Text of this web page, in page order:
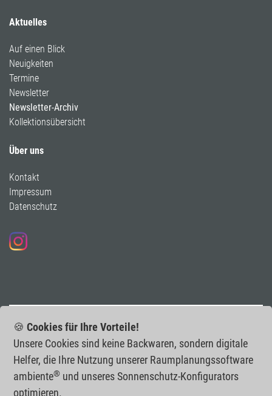
🍪 Cookies für Ihre Vorteile!
Unsere Cookies sind keine Backwaren, sondern digitale
Helfer, die Ihre Nutzung unserer Raumplanungs­software
ambiente®und unseres Sonnenschutz-Konfigurators
optimieren.
Aktuelles
Auf einen Blick
Neuigkeiten
Termine
Newsletter
Newsletter-Archiv
Kollektionsübersicht
Über uns
Kontakt
Impressum
Datenschutz
Folgen Sie uns auf Instagram